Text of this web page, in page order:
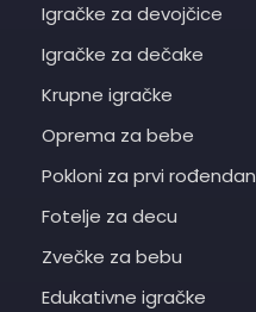
Igračke za devojčice
Igračke za dečake
Krupne igračke
Oprema za bebe
Pokloni za prvi rođendan
Fotelje za decu
Zvečke za bebu
Edukativne igračke